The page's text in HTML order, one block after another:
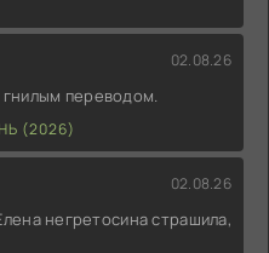
02.08.26
переводом.
(2026)
02.08.26
негретосина страшила,